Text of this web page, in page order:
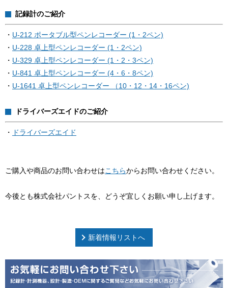
記録計のご紹介
・ U-212 ポータブル型ペンレコーダー (1・2ペン)
・ U-228 卓上型ペンレコーダー (1・2ペン)
・ U-329 卓上型ペンレコーダー (1・2・3ペン)
・ U-841 卓上型ペンレコーダー (4・6・8ペン)
・ U-1641 卓上型ペンレコーダー （10・12・14・16ペン)
ドライバーズエイドのご紹介
・ ドライバーズエイド
ご購入や商品のお問い合わせはこちらからお問い合わせください。
今後とも株式会社パントスを、どうぞ宜しくお願い申し上げます。
新着情報リストへ